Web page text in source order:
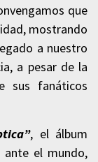
que
mostrando
a nuestro
a pesar de la
sus fanáticos
, el álbum
ante el mundo,